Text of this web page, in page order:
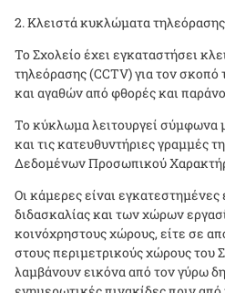
Κλειστά κυκλώματα τηλεόρασης
Το Σχολείο έχει εγκαταστήσει
τηλεόρασης (CCTV) για τον
και αγαθών από φθορές και
Το κύκλωμα λειτουργεί σύμφωνα
και τις κατευθυντήριες γραμμές
Δεδομένων Προσωπικού
Οι κάμερες είναι
διδασκαλίας και των χώρων
κοινόχρηστους χώρους, είτε σε
στους περιμετρικούς χώρους του
λαμβάνουν εικόνα από τον γύρω